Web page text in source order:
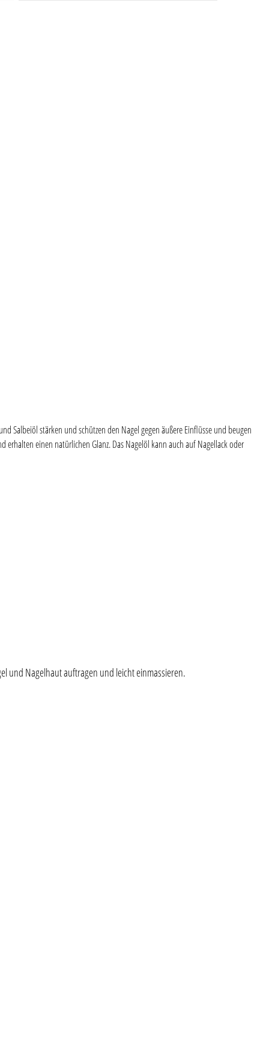
Salbeiöl stärken und schützen den Nagel gegen äußere Einflüsse und beugen
einen natürlichen Glanz. Das Nagelöl kann auch auf Nagellack oder
und Nagelhaut auftragen und leicht einmassieren.